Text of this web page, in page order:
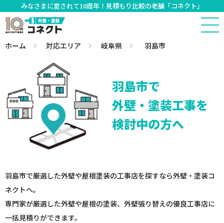
みなさまに愛されて10周年！見積もり比較の老舗「コネクト」
ホーム 対応エリア 岐阜県 羽島市
羽島市で
外壁・塗装工事を
検討中の方へ
羽島市で厳選した外壁や屋根塗装の工事店を探すなら外壁・塗装コ
ネクトへ。
専門家が厳選した外壁や屋根の塗装、外壁張り替えの優良工事店に
一括見積りができます。